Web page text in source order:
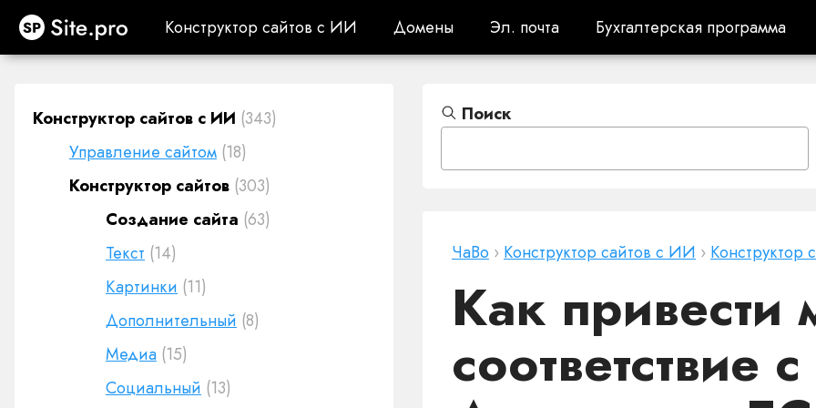
Site.pro Конструктор сайтов с ИИ
Конструктор сайтов с ИИ Домены
Домены Эл. почта
Эл. почта Бухгалтерская программа
Бухгалтерская программа
Конструктор сайтов с ИИ (343)
Управление сайтом (18)
Конструктор сайтов (303)
Создание сайта (63)
Текст (14)
Картинки (11)
Дополнительный (8)
Медиа (15)
Социальный (13)
Поиск
ЧаВо › Конструктор сайтов с ИИ › Конструктор
Как привести
соответствие